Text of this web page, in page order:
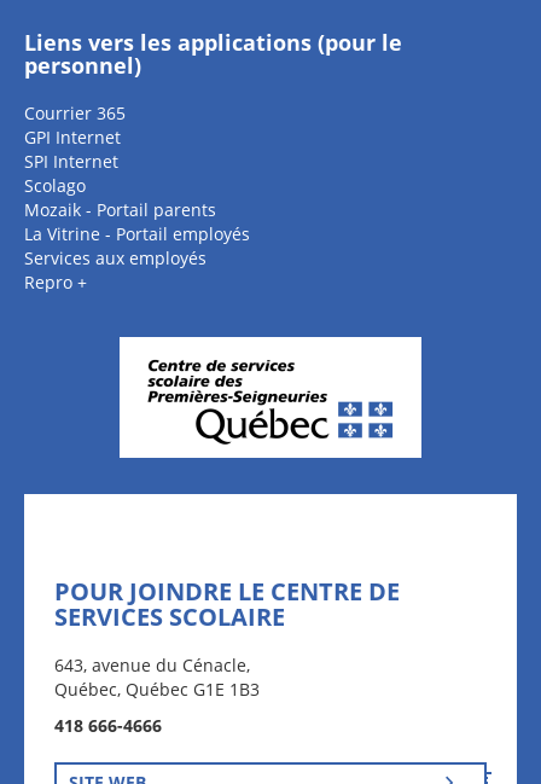
Liens vers les applications (pour le
personnel)
Courrier 365
GPI Internet
SPI Internet
Scolago
Mozaik - Portail parents
La Vitrine - Portail employés
Services aux employés
Repro +
POUR JOINDRE LE CENTRE DE
SERVICES SCOLAIRE
643, avenue du Cénacle,
Québec, Québec G1E 1B3
418 666-4666